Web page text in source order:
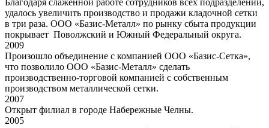
удалось увеличить производство и продажи кладочной сетки
в три раза. ООО «Базис-Металл» по рынку сбыта продукции
покрывает Поволжский и Южный Федеральный округа.
2009
Произошло объединение с компанией ООО «Базис-Сетка»,
что позволило ООО «Базис-Металл» сделать
производственно-торговой компанией с собственным
производством металлической сетки.
2007
Открыт филиал в городе Набережные Челны.
2005